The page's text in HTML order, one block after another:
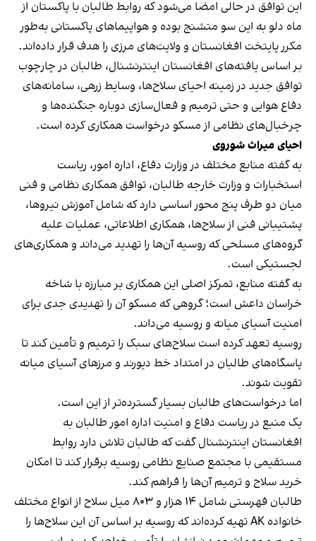
این توافق در حالی امضا می‌شود که روابط طالبان با پاکستان از
ماه دلو به این سو متشنج بوده و هواپیماهای پاکستانی به‌طور
مکرر پایتخت افغانستان و ولایت‌های مرزی را هدف قرار داده‌اند.
بر اساس یافته‌های افغانستان اینترنشنال، طالبان در چارچوب
توافق جدید در زمینه احیای سلاح‌ها، وسایط زرهی، سامانه‌های
دفاع هوایی و حتی ترمیم و فعال‌سازی دوباره جنگنده‌ها و
چرخبال‌های نظامی از مسکو درخواست همکاری کرده است.
احیای میراث شوروی
به گفته منابع مختلف در وزارت دفاع، اداره امور، ریاست
استخبارات و وزارت خارجه طالبان، توافق همکاری نظامی و فنی
میان دو طرف پنج محور اساسی دارد که شامل آموزش نیروها،
پشتیبانی فنی از سلاح‌ها، همکاری اطلاعاتی، عملیات علیه
گروه‌های مسلحی که روسیه آن‌ها را تهدید می‌داند و همکاری‌های
لجستیکی است.
به گفته منابع، تمرکز اصلی این همکاری بر مبارزه با شاخه
خراسان داعش است؛ گروهی که مسکو آن را تهدیدی جدی برای
امنیت آسیای میانه و روسیه می‌داند.
روسیه تعهد کرده است سلاح‌های سبک را ترمیم و تأمین کند تا
پاسگاه‌های طالبان در امتداد خط دیورند و مرزهای آسیای میانه
تقویت شوند.
اما درخواست‌های طالبان بسیار گسترده‌تر از این است.
یک منبع در ریاست دفاع و امنیت اداره امور طالبان به
افغانستان اینترنشنال گفت که طالبان تلاش دارد روابط
مستقیمی با مجتمع صنایع نظامی روسیه برقرار کند تا امکان
خرید سلاح و ترمیم آن‌ها را فراهم کند.
طالبان فهرستی شامل ۱۴ هزار و ۸۰۳ میل سلاح از انواع مختلف
خانواده AK تهیه کرده‌اند که روسیه بر اساس آن این سلاح‌ها را